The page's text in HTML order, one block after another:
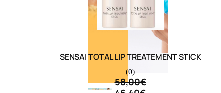
SENSAI TOTAL LIP TREATEMENT STICK
(0)
58,00€